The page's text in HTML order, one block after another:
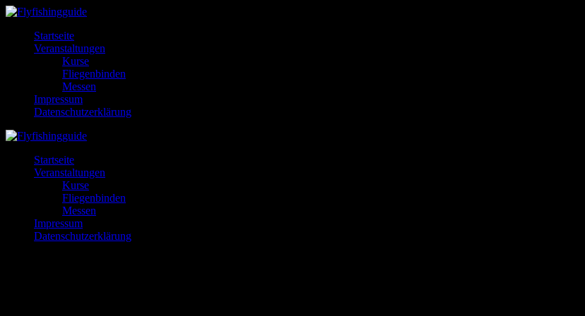
Zum
wechselnStartseite
Veranstaltungen
Kurse
Fliegenbinden
Messen
Impressum
Datenschutzerklärung
Startseite
Veranstaltungen
Kurse
Fliegenbinden
Messen
Impressum
Datenschutzerklärung